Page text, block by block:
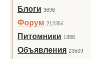
Блоги 3696
Форум 212354
Питомники 1888
Объявления 23509